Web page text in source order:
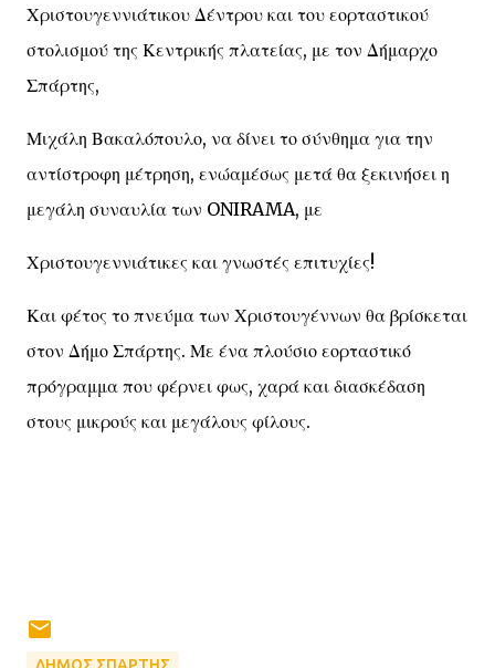
Χριστουγεννιάτικου Δέντρου και του εορταστικού
στολισμού της Κεντρικής πλατείας, με τον Δήμαρχο
Σπάρτης,
Μιχάλη Βακαλόπουλο, να δίνει το σύνθημα για την
αντίστροφη μέτρηση, ενώαμέσως μετά θα ξεκινήσει η
μεγάλη συναυλία των ONIRAMA, με
Χριστουγεννιάτικες και γνωστές επιτυχίες!
Και φέτος το πνεύμα των Χριστουγέννων θα βρίσκεται
στον Δήμο Σπάρτης. Με ένα πλούσιο εορταστικό
πρόγραμμα που φέρνει φως, χαρά και διασκέδαση
στους μικρούς και μεγάλους φίλους.